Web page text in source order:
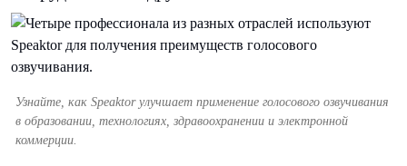
Узнайте, как Speaktor улучшает применение голосового озвучивания
в образовании, технологиях, здравоохранении и электронной
коммерции.